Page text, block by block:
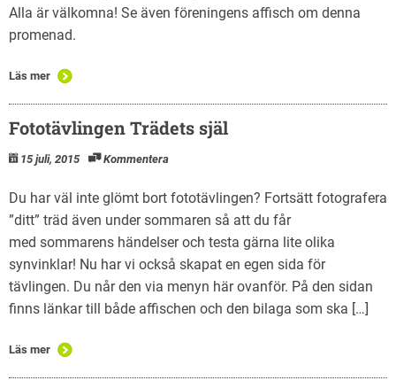
Alla är välkomna! Se även föreningens affisch om denna
promenad.
Läs mer
Fototävlingen Trädets själ
15 juli, 2015 Kommentera
Du har väl inte glömt bort fototävlingen? Fortsätt fotografera
”ditt” träd även under sommaren så att du får
med sommarens händelser och testa gärna lite olika
synvinklar! Nu har vi också skapat en egen sida för
tävlingen. Du når den via menyn här ovanför. På den sidan
finns länkar till både affischen och den bilaga som ska […]
Läs mer